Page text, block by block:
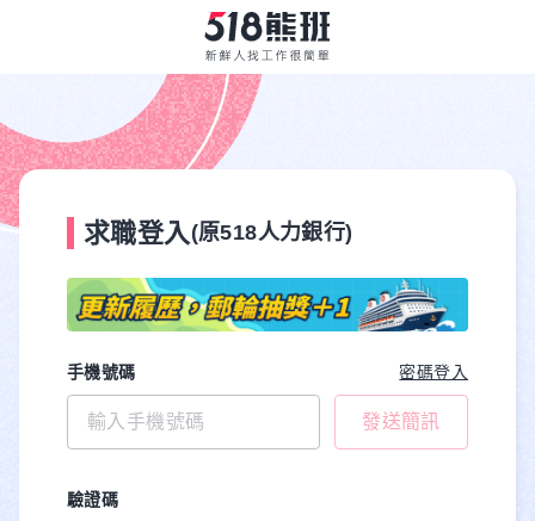
求職登入 (原518人力銀行)
手機號碼 密碼登入
發送簡訊
驗證碼